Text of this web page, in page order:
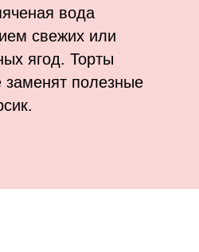
вода
свежих или
ягод. Торты
полезные